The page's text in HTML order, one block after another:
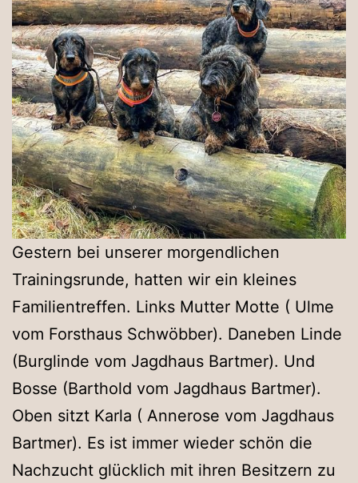
Gestern bei unserer morgendlichen
Trainingsrunde, hatten wir ein kleines
Familientreffen. Links Mutter Motte ( Ulme
vom Forsthaus Schwöbber). Daneben Linde
(Burglinde vom Jagdhaus Bartmer). Und
Bosse (Barthold vom Jagdhaus Bartmer).
Oben sitzt Karla ( Annerose vom Jagdhaus
Bartmer). Es ist immer wieder schön die
Nachzucht glücklich mit ihren Besitzern zu